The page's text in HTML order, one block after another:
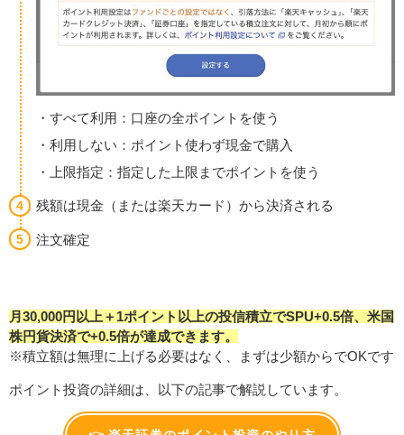
・すべて利用：口座の全ポイントを使う
・利用しない：ポイント使わず現金で購入
・上限指定：指定した上限までポイントを使う
残額は現金（または楽天カード）から決済される
注文確定
月30,000円以上＋1ポイント以上の投信積立でSPU+0.5倍、米国
株円貨決済で+0.5倍が達成できます。
※積立額は無理に上げる必要はなく、まずは少額からでOKです
ポイント投資の詳細は、以下の記事で解説しています。